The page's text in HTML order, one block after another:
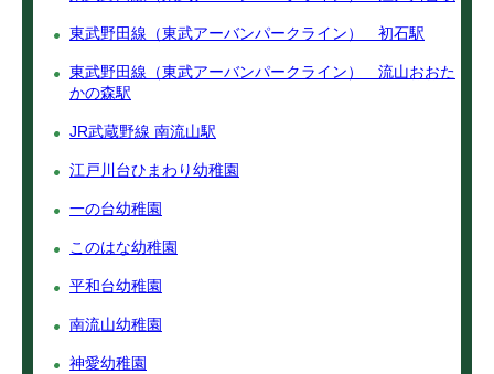
東武野田線（東武アーバンパークライン） 初石駅
東武野田線（東武アーバンパークライン） 流山おおた
かの森駅
JR武蔵野線 南流山駅
江戸川台ひまわり幼稚園
一の台幼稚園
このはな幼稚園
平和台幼稚園
南流山幼稚園
神愛幼稚園